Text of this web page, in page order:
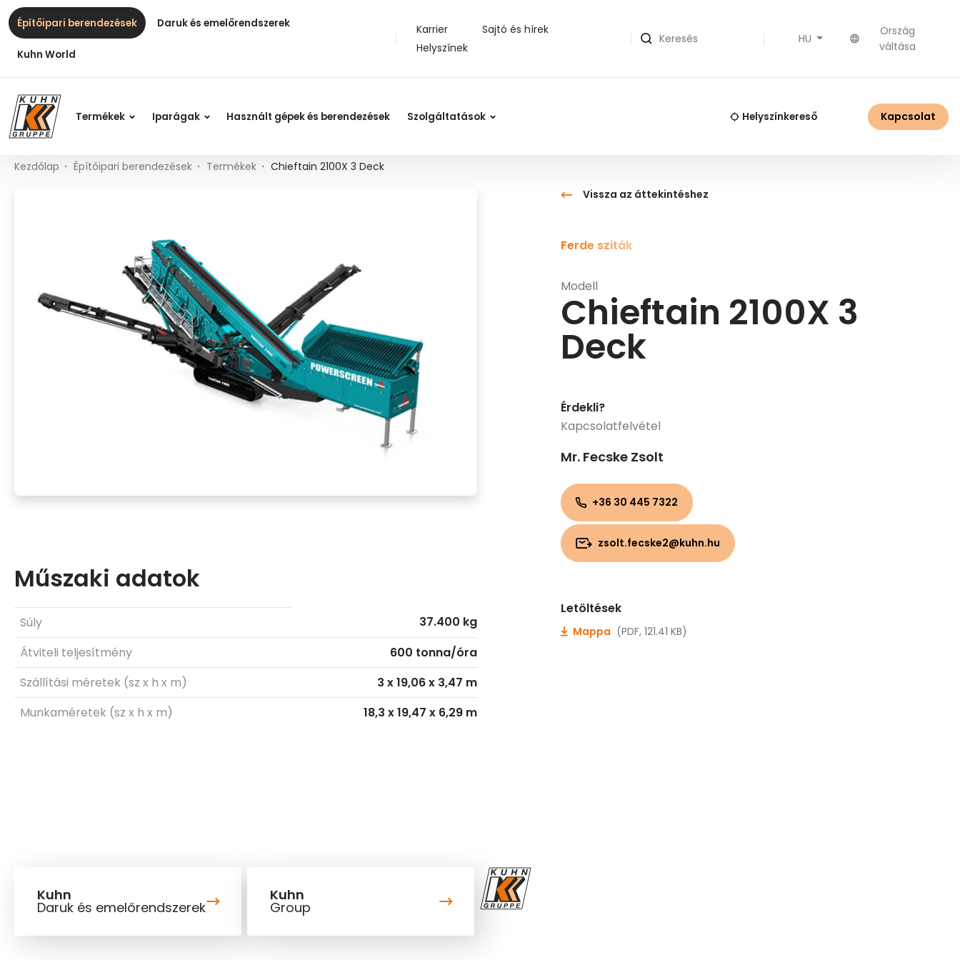
Fő tartalom
Tartalomjegyzék
Fő navigáció
Table Of Content
Chieftain 2100X 3 Deck
Építőipari berendezések Daruk és emelőrendszerek
Kuhn World
Karrier
Sajtó és hírek
Helyszínek
Keresés HU
Ország
váltása
Termékek Iparágak Használt gépek és berendezések Szolgáltatások Helyszínkereső Kapcsolat
Kezdőlap Építőipari berendezések Termékek Chieftain 2100X 3 Deck
Műszaki adatok
Súly
37.400 kg
Átviteli teljesítmény
600 tonna/óra
Szállítási méretek (sz x h x m)
3 x 19,06 x 3,47 m
Munkaméretek (sz x h x m)
18,3 x 19,47 x 6,29 m
Vissza az áttekintéshez
Ferde sziták
Modell
Chieftain 2100X 3
Deck
Érdekli?
Kapcsolatfelvétel
Mr. Fecske Zsolt
+36 30 445 7322
zsolt.fecske2@kuhn.hu
Letöltések
Mappa (PDF, 121.41 KB)
Kuhn
Daruk és emelőrendszerek
Kuhn
Group